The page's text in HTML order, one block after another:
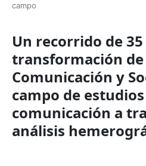
campo
Un recorrido de
transformación
Comunicación y
campo de
comunicación a
análisis